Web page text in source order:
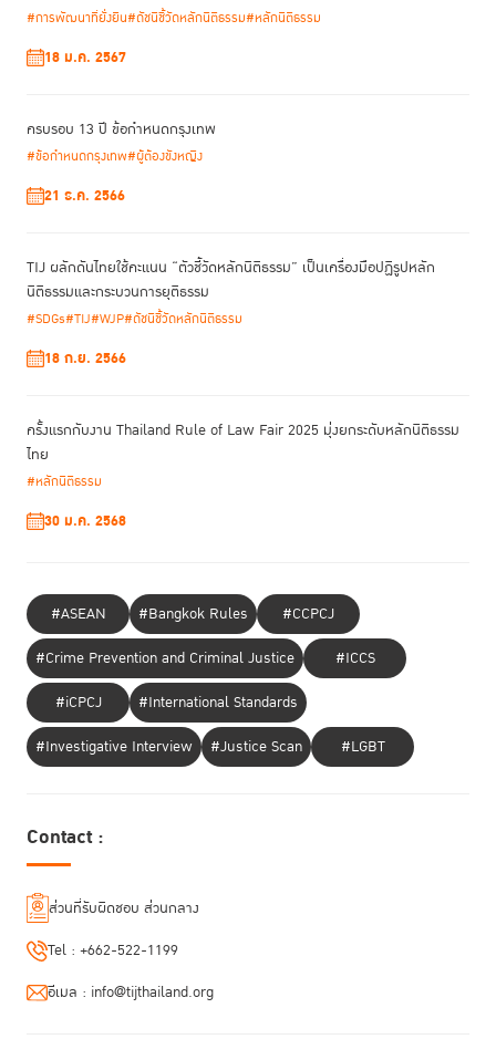
วิด-19 ระบาดในช่วงนี้ด้วย
#การพัฒนาที่ยั่งยืน#ดัชนีชี้วัดหลักนิติธรรม#หลักนิติธรรม
18 ม.ค. 2567
ครบรอบ 13 ปี ข้อกำหนดกรุงเทพ
#ข้อกำหนดกรุงเทพ#ผู้ต้องขังหญิง
21 ธ.ค. 2566
TIJ ผลักดันไทยใช้คะแนน “ตัวชี้วัดหลักนิติธรรม” เป็นเครื่องมือปฏิรูปหลัก
นิติธรรมและกระบวนการยุติธรรม
#SDGs#TIJ#WJP#ดัชนีชี้วัดหลักนิติธรรม
18 ก.ย. 2566
ครั้งแรกกับงาน Thailand Rule of Law Fair 2025 มุ่งยกระดับหลักนิติธรรม
ไทย
#หลักนิติธรรม
30 ม.ค. 2568
#ASEAN #Bangkok Rules
#CCPCJ
#Crime Prevention and Criminal Justice
#ICCS
#iCPCJ
#International Standards
#Investigative Interview
#Justice Scan #LGBT
Contact :
ส่วนที่รับผิดชอบ ส่วนกลาง
Tel : +662-522-1199
อีเมล : info@tijthailand.org